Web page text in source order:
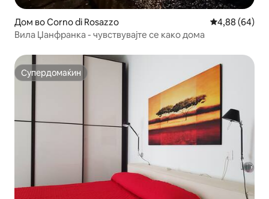
Дом во Corno di Rosazzo Просечна
4,88 (64)
Вила Џанфранка - чувствувајте се како дома
Супердомаќин
Супердомаќин